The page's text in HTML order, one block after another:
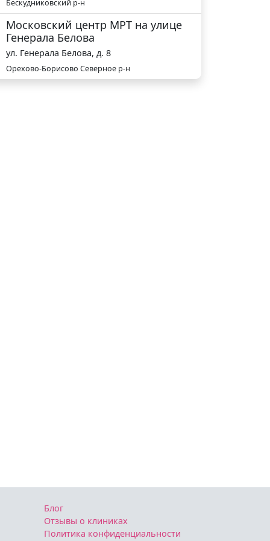
Бескудниковский р-н
Московский центр МРТ на улице
Генерала Белова
ул. Генерала Белова, д. 8
Орехово-Борисово Северное р-н
Блог
Отзывы о клиниках
Политика конфиденциальности